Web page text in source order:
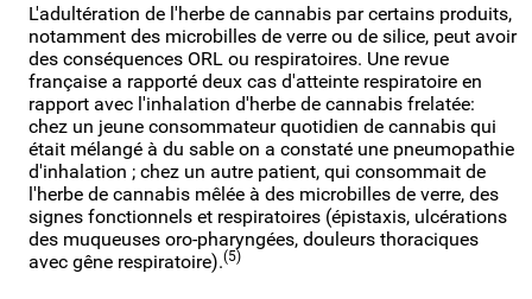
L'adultération de l'herbe de cannabis par certains produits,
notamment des microbilles de verre ou de silice, peut avoir
des conséquences ORL ou respiratoires. Une revue
française a rapporté deux cas d'atteinte respiratoire en
rapport avec l'inhalation d'herbe de cannabis frelatée:
chez un jeune consommateur quotidien de cannabis qui
était mélangé à du sable on a constaté une pneumopathie
d'inhalation ; chez un autre patient, qui consommait de
l'herbe de cannabis mêlée à des microbilles de verre, des
signes fonctionnels et respiratoires (épistaxis, ulcérations
des muqueuses oro-pharyngées, douleurs thoraciques
avec gêne respiratoire).(5)